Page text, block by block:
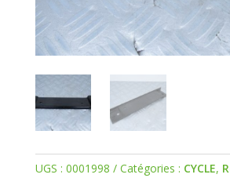
UGS : 0001998 Catégories : CYCLE,